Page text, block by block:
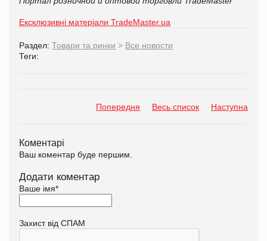
Ексклюзивні матеріали TradeMaster.ua
Раздел: Товари та ринки > Все новости
Теги:
Попередня Весь список Наступна
Коментарі
Ваш коментар буде першим.
Додати коментар
Ваше імя*
Захист від СПАМ